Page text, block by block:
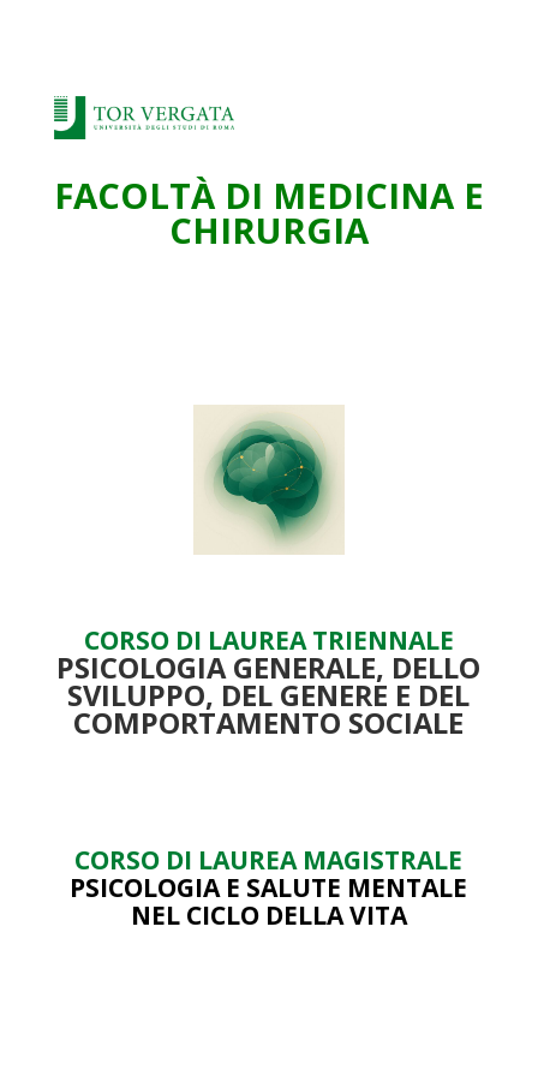
FACOLTÀ DI MEDICINA E
CHIRURGIA
CORSO DI LAUREA TRIENNALE
PSICOLOGIA GENERALE, DELLO
SVILUPPO, DEL GENERE E DEL
COMPORTAMENTO SOCIALE
CORSO DI LAUREA MAGISTRALE
PSICOLOGIA E SALUTE MENTALE
NEL CICLO DELLA VITA